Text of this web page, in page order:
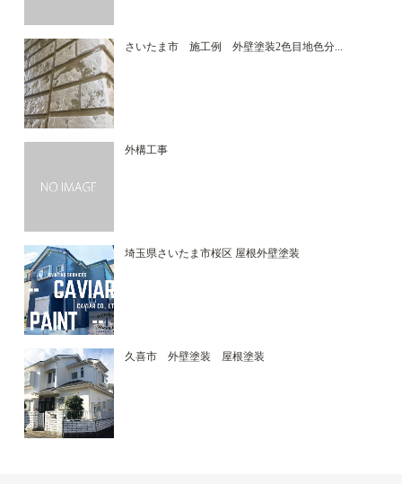
さいたま市 施工例 外壁塗装2色目地色分...
外構工事
埼玉県さいたま市桜区 屋根外壁塗装
久喜市 外壁塗装 屋根塗装